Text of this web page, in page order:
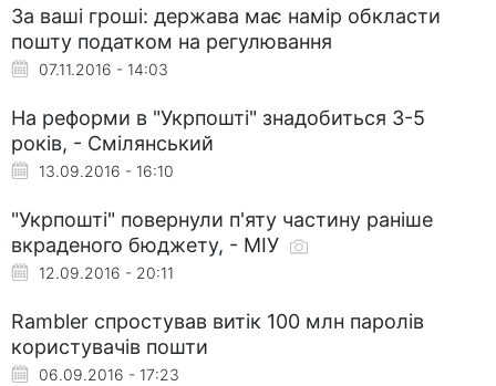
За ваші гроші: держава має намір обкласти
пошту податком на регулювання
07.11.2016 - 14:03
На реформи в "Укрпошті" знадобиться 3-5
років, - Смілянський
13.09.2016 - 16:10
"Укрпошті" повернули п'яту частину раніше
вкраденого бюджету, - МІУ
12.09.2016 - 20:11
Rambler спростував витік 100 млн паролів
користувачів пошти
06.09.2016 - 17:23